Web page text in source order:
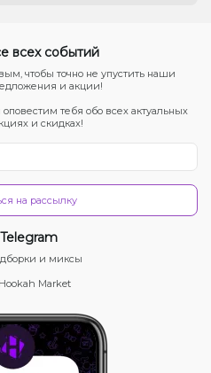
всех событий
чтобы точно не упустить наши
и акции!
тебя обо всех актуальных
и скидках!
на рассылку
и миксы
Market